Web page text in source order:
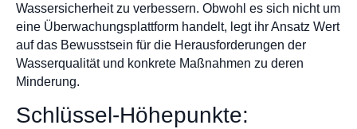
Wassersicherheit zu verbessern. Obwohl es sich nicht um
eine Überwachungsplattform handelt, legt ihr Ansatz Wert
auf das Bewusstsein für die Herausforderungen der
Wasserqualität und konkrete Maßnahmen zu deren
Minderung.
Schlüssel-Höhepunkte: